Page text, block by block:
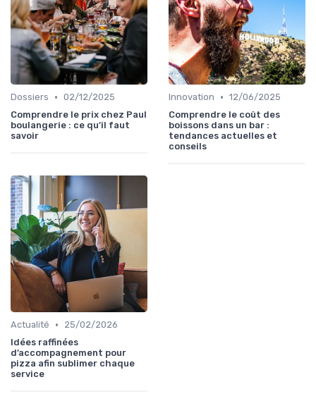
Dossiers • 02/12/2025
Comprendre le prix chez Paul
boulangerie : ce qu’il faut
savoir
Innovation • 12/06/2025
Comprendre le coût des
boissons dans un bar :
tendances actuelles et
conseils
Actualité •
25/02/2026
Idées raffinées
d’accompagnement pour
pizza afin sublimer chaque
service